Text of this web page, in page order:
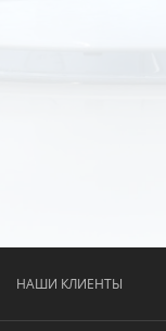
НАШИ КЛИЕНТЫ